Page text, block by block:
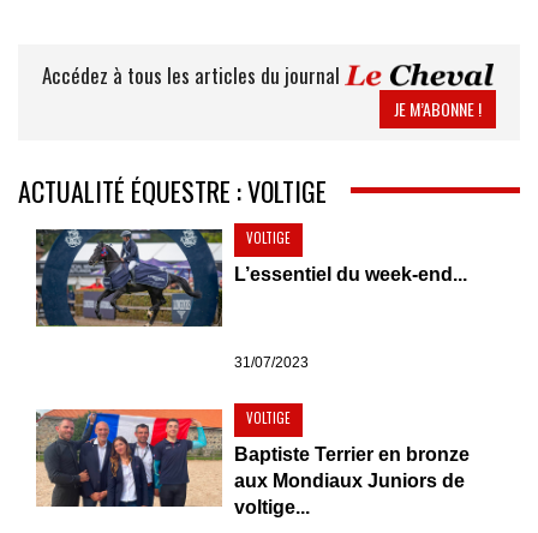
Accédez à tous les articles du journal
JE M’ABONNE !
ACTUALITÉ ÉQUESTRE : VOLTIGE
VOLTIGE
L’essentiel du week-end...
31/07/2023
VOLTIGE
Baptiste Terrier en bronze
aux Mondiaux Juniors de
voltige...